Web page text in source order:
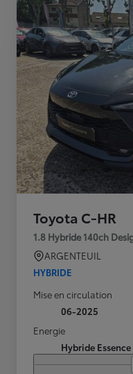
Toyota C-HR
1.8 Hybride 140ch
ARGENTEUIL
HYBRIDE
Mise en circulation
06-2025
Energie
Hybride Essence